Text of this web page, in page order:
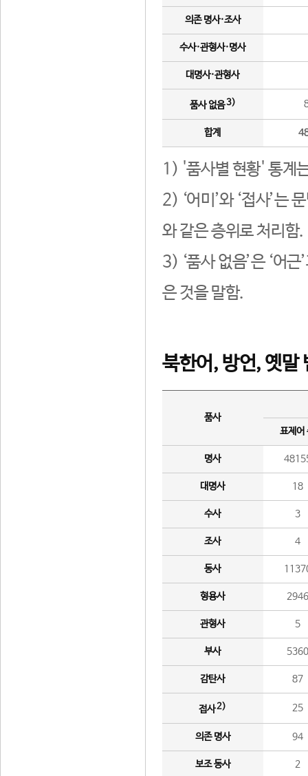
의존 명사·조사
수사·관형사·명사
대명사·관형사
품사 없음3)
합계
1) '품사별 현황' 통계
2) ‘어미’와 ‘접사’는
와 같은 층위로 처리함.
3) ‘품사 없음’은 ‘어
은 것을 말함.
북한어, 방언, 옛말
품사
표제어
명사
대명사 18
수사 3
조사 4
동사
형용사 2946
관형사 5
부사 5360
감탄사 87
접사2) 25
의존 명사 94
보조 동사 2